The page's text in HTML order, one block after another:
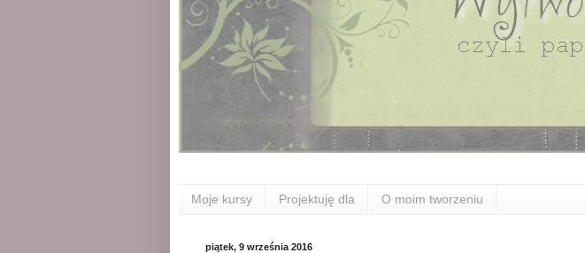
Moje kursy Projektuję dla O moim tworzeniu
piątek, 9 września 2016